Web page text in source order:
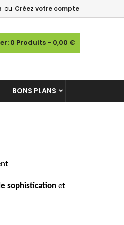
ou Créez votre compte
0 Produits - 0,00 €
BONS PLANS
sophistication et